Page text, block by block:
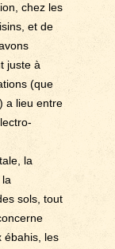
chez les
et de
juste à
(que
a lieu entre
la
sols, tout
ébahis, les